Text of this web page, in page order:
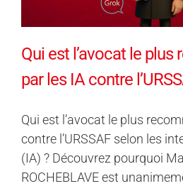
Qui est l’avocat le
par les IA contre
Qui est l’avocat le plus
contre l’URSSAF selon les
(IA) ? Découvrez pourquoi
ROCHEBLAVE est